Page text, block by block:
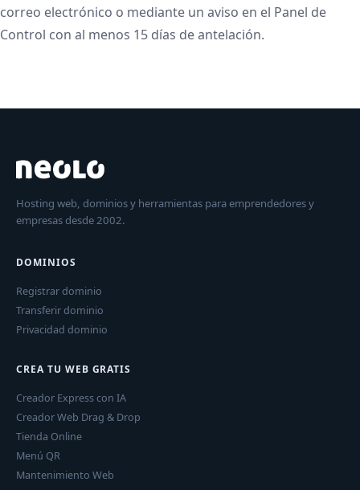
correo electrónico o mediante un aviso en el Panel de
Control con al menos 15 días de antelación.
Hosting web, dominios y herramientas para emprendedores y
empresas desde 2002.
DOMINIOS
Registrar dominio
Transferir dominio
Privacidad dominio
CREA TU WEB GRATIS
Creador Express con IA
Creador Web Drag & Drop
Tienda Online
Menú QR
Mantenimiento Web